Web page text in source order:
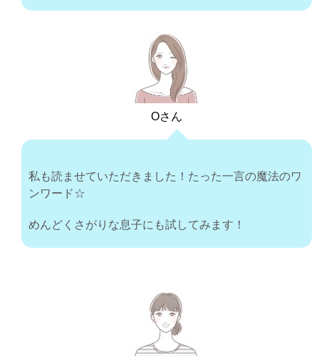
Oさん
私も読ませていただきました！たった一言の魔法のワ
ンワード☆
めんどくさがりな息子にも試してみます！